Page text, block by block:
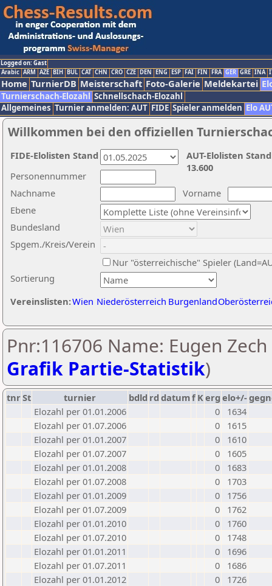
Logged on: Gast
Arabic ARM AZE BIH BUL CAT CHN CRO CZE DEN ENG ESP FAI FIN FRA GER GRE INA
Home TurnierDB Meisterschaft Foto-Galerie Meldekartei
Turnierschach-Elozahl Schnellschach-Elozahl
Allgemeines Turnier anmelden: AUT FIDE Spieler anmelden Elo
Willkommen bei den offiziellen
Nachname
Vorname
Ebene
Sortierung
Personennummer
Bundesland
Spgem./Kreis/Verein
Nur "österreichische" Spieler
Vereinslisten:Wien Niederösterreich Burgenland
AUT-Elolisten
13.600
FIDE-Elolisten Stand
Pnr:116706 Name: Eugen Zech
Grafik Partie-Statistik)
tnrSt turnier bdld rd datumf Kerg elo+/-
Elozahl per 01.01.2006
0
1634
Elozahl per 01.07.2006
0
1615
Elozahl per 01.01.2007
0
1610
Elozahl per 01.07.2007
0
1605
Elozahl per 01.01.2008
0
1683
Elozahl per 01.07.2008
0
1703
Elozahl per 01.01.2009
0
1756
Elozahl per 01.07.2009
0
1762
Elozahl per 01.01.2010
0
1760
Elozahl per 01.07.2010
0
1748
Elozahl per 01.01.2011
0
1696
Elozahl per 01.07.2011
0
1686
Elozahl per 01.01.2012
0
1726